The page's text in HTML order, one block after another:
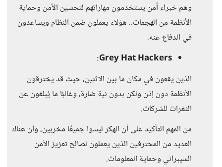
وهم خبراء أمن يستخدمون مهاراتهم لتحسين الأمن وحماية
الأنظمة من الهجمات.. هؤلاء يعملون ضمن النظام ويساعدون
في الدفاع عنه.
Grey Hat Hackers:
الذين يقعون في مكان ما بين الاثنين، حيث قد يخترقون
الأنظمة دون إذن ولكن بدون نية ضارة، وغالبًا ما يُبلغون عن
الثغرات للشركات.
من المهم التأكيد على أن الهكر ليسوا جميعًا مخربين، وأن هناك
العديد من المحترفين الذين يعملون لصالح تعزيز الأمن
السيبراني وحماية المعلومات.